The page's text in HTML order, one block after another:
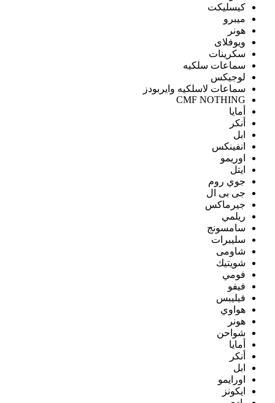
كيسليكت
ميبرو
هونر
ويوفلاى
سكرينات
سماعات سلكيه
لوجيكس
سماعات لاسلكيه وايربودز
CMF NOTHING
أمايا
أنكر
ابل
انفينكس
اوريمو
ايتل
جوي روم
جى بى ال
جيرماكس
ريلمي
سامسونج
سليبرات
شاومى
شويتيك
فومي
فيفو
فيليبس
هواوي
هونر
شواحن
أمايا
أنكر
ابل
اورايمو
ايكونز